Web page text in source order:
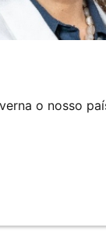
o nosso